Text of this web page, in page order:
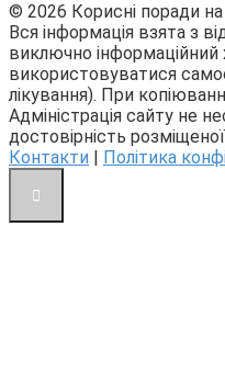
© 2026 Корисні поради
Вся інформація взята з
виключно інформаційний
використовуватися
лікування). При
Адміністрація сайту не
достовірність
Контакти | Політика